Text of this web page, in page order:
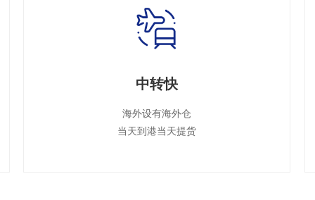
中转快
海外设有海外仓
当天到港当天提货